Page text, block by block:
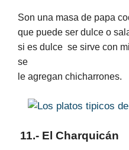
Son una masa de papa
que puede ser dulce o
si es dulce se sirve con
se
le agregan chicharrones.
11.- El Charquicán